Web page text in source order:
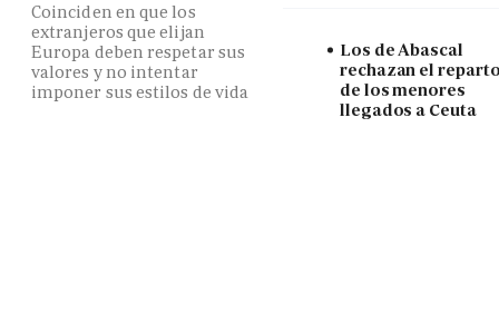
Coinciden en que los
extranjeros que elijan
Europa deben respetar sus
valores y no intentar
imponer sus estilos de vida
Los de Abascal
rechazan el
de los menores
llegados a Ceuta